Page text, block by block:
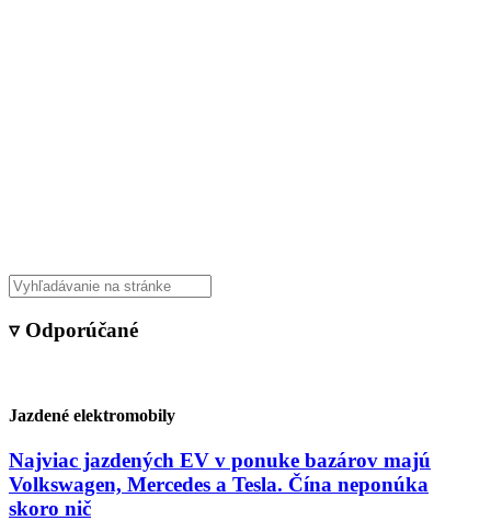
▿ Odporúčané
Jazdené elektromobily
Najviac jazdených EV v ponuke bazárov majú
Volkswagen, Mercedes a Tesla. Čína neponúka
skoro nič